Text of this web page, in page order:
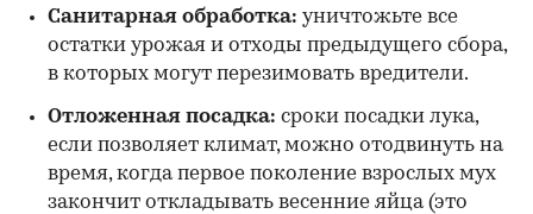
Санитарная обработка: уничтожьте все
остатки урожая и отходы предыдущего сбора,
в которых могут перезимовать вредители.
Отложенная посадка: сроки посадки лука,
если позволяет климат, можно отодвинуть на
время, когда первое поколение взрослых мух
закончит откладывать весенние яйца (это